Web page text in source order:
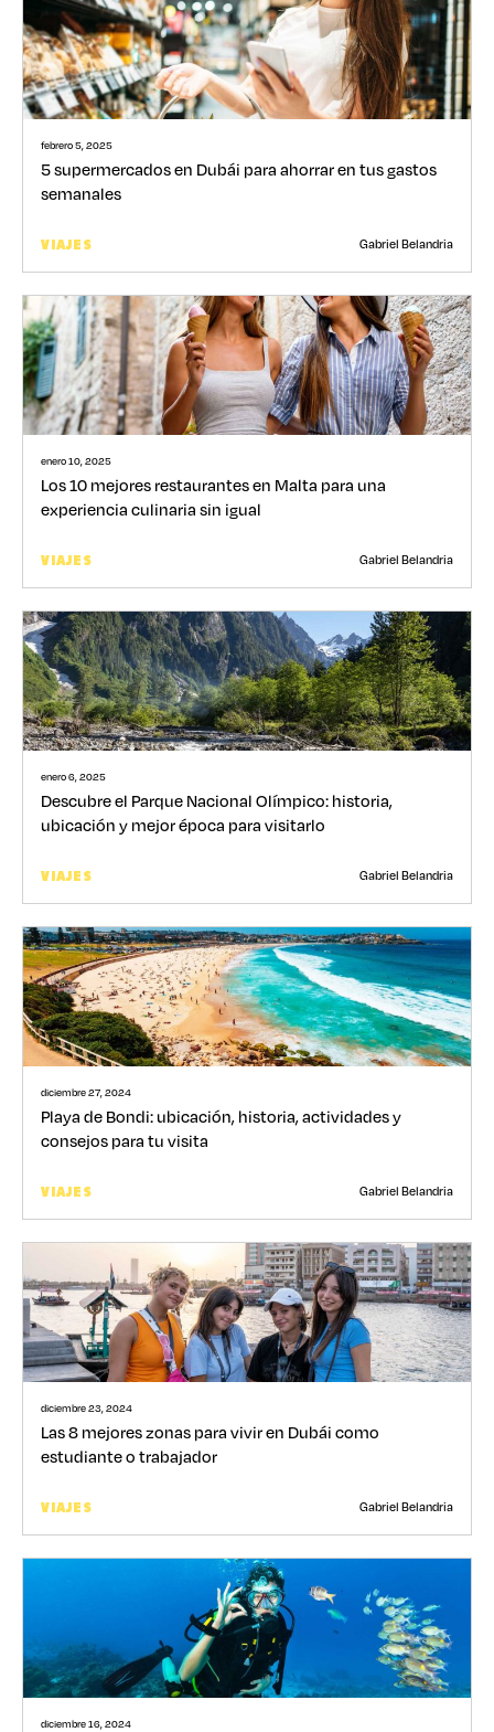
febrero 5, 2025
5 supermercados en Dubái para ahorrar en tus gastos
semanales
VIAJES Gabriel Belandria
enero 10, 2025
Los 10 mejores restaurantes en Malta para una
experiencia culinaria sin igual
VIAJES Gabriel Belandria
enero 6, 2025
Descubre el Parque Nacional Olímpico: historia,
ubicación y mejor época para visitarlo
VIAJES Gabriel Belandria
diciembre 27, 2024
Playa de Bondi: ubicación, historia, actividades y
consejos para tu visita
VIAJES Gabriel Belandria
diciembre 23, 2024
Las 8 mejores zonas para vivir en Dubái como
estudiante o trabajador
VIAJES Gabriel Belandria
diciembre 16, 2024